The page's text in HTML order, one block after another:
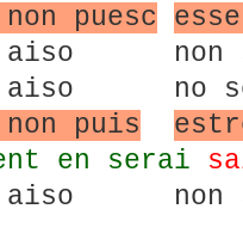
puesc
non
no soi
puis
en serai
non